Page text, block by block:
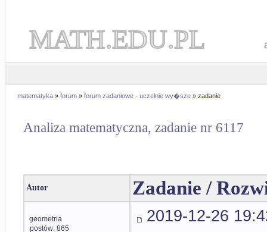
MATH.EDU.PL
matematyka » forum » forum zadaniowe - uczelnie wy�sze » zadanie
Analiza matematyczna, zadanie nr 6117
Autor Zadanie /
geometria
postów: 865
2019-12-26